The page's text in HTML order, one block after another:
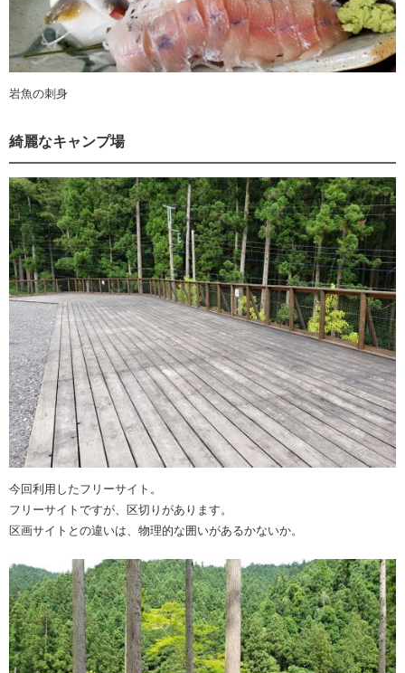
岩魚の刺身
綺麗なキャンプ場
今回利用したフリーサイト。
フリーサイトですが、区切りがあります。
区画サイトとの違いは、物理的な囲いがあるかないか。